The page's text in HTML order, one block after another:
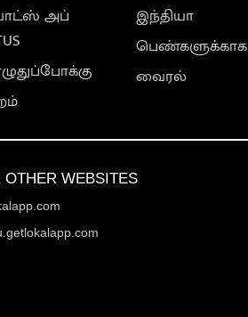
அப்
இந்தியா
பெண்களுக்காக
வைரல்
OTHER WEBSITES